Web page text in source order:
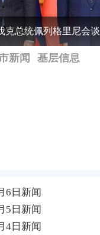
克总统佩列格里尼会谈
新闻 基层信息
6日新闻
5日新闻
4日新闻